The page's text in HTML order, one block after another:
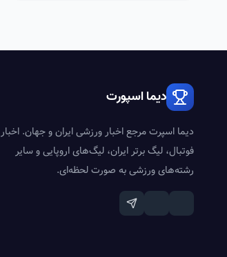
دیما اسپورت
دیما اسپرت مرجع اخبار ورزشی ایران و جهان. اخبار
فوتبال، لیگ برتر ایران، لیگ‌های اروپایی و سایر
رشته‌های ورزشی به صورت لحظه‌ای.